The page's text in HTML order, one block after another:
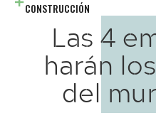
CONSTRUCCIÓN
Las 4
harán
del